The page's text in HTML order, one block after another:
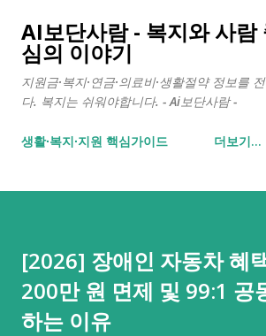
기본 콘텐츠로 건너뛰
AI보단사람 - 복지와 사람
심의 이야기
지원금·복지·연금·의료비·생활절약 정보를
다. 복지는 쉬워야합니다. - Ai보단사람 -
생활∙복지∙지원 핵심가이드 더보기…
[2026] 장애인 자동차 혜
200만 원 면제 및 99:1 공
하는 이유